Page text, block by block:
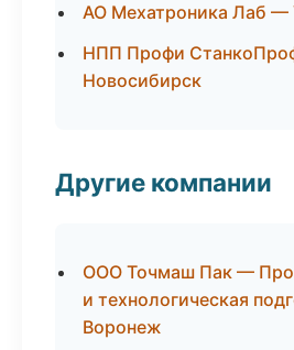
АО Мехатроника Лаб —
НПП Профи
Новосибирск
Другие компании
ООО Точмаш Пак —
и технологическая
Воронеж